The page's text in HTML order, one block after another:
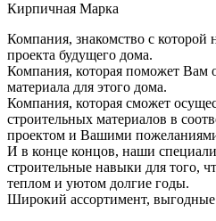
Кирпичная Марка
Компания, знакомство с которой
проекта будущего дома.
Компания, которая поможет Вам
материала для этого дома.
Компания, которая сможет
строительных материалов в
проектом и Вашими
И в конце концов, наши
строительные навыки для того,
теплом и уютом долгие годы.
Широкий ассортимент, выгодные